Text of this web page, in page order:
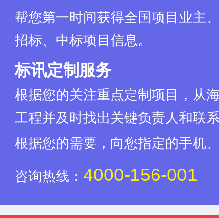
帮您第一时间获得全国项目业主
招标、中标项目信息。
标讯定制服务
根据您的关注重点定制项目，从
工程并及时找出关键负责人和联
根据您的需要，向您指定的手机
咨询热线： 4000-156-001